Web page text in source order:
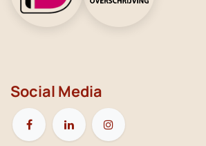
Social Media